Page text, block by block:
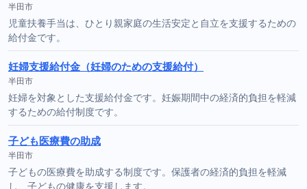
半田市
児童扶養手当は、ひとり親家庭の生活安定と自立を支援するための
給付金です。
妊婦支援給付金（妊婦のための支援給付）
半田市
妊婦を対象とした支援給付金です。妊娠期間中の経済的負担を軽減
するための給付制度です。
子ども医療費の助成
半田市
子どもの医療費を助成する制度です。保護者の経済的負担を軽減
し、子どもの健康を支援します。